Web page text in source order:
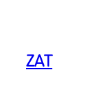
ZAT